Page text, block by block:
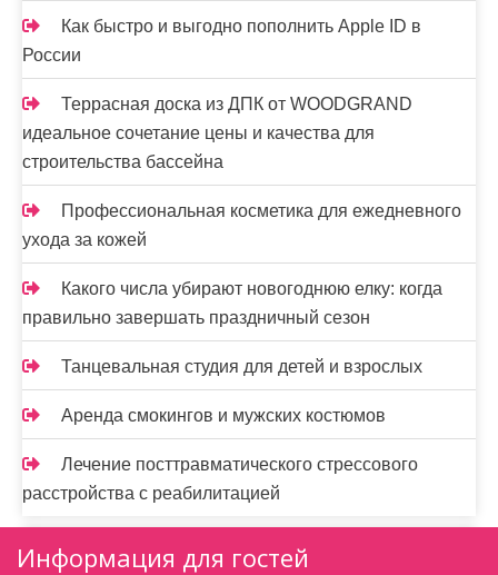
Как быстро и выгодно пополнить Apple ID в
России
Террасная доска из ДПК от WOODGRAND
идеальное сочетание цены и качества для
строительства бассейна
Профессиональная косметика для ежедневного
ухода за кожей
Какого числа убирают новогоднюю елку: когда
правильно завершать праздничный сезон
Танцевальная студия для детей и взрослых
Аренда смокингов и мужских костюмов
Лечение посттравматического стрессового
расстройства с реабилитацией
Информация для гостей